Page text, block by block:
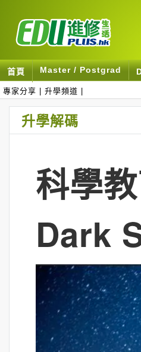
首頁 Master / Postgrad
專家分享 升學頻道
升學解碼
科學
Dark